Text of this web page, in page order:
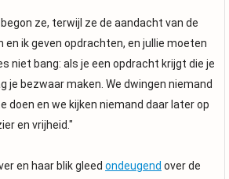
ze, terwijl ze de aandacht van de
en ik geven opdrachten, en jullie moeten
niet bang: als je een opdracht krijgt die je
je bezwaar maken. We dwingen niemand
doen en we kijken niemand daar later op
en vrijheid."
en haar blik gleed ondeugend over de